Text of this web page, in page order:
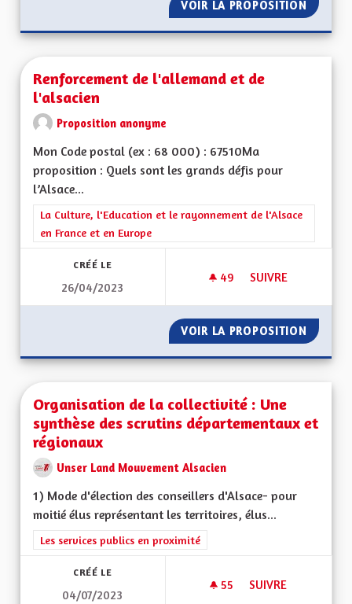
VOIR LA PROPOSITION
Renforcement de l'allemand et de
l'alsacien
Proposition anonyme
Mon Code postal (ex : 68 000) : 67510Ma
proposition : Quels sont les grands défis pour
l’Alsace...
Filtrer les résultats de la catégorie : La Culture, l'Education et
La Culture, l'Education et le rayonnement de l'Alsace
en France et en Europe
CRÉÉ LE
26/04/2023
49 49 ABONNÉS
SUIVRE
VOIR LA PROPOSITION
Organisation de la collectivité : Une
synthèse des scrutins départementaux et
régionaux
Unser Land Mouvement Alsacien
1) Mode d'élection des conseillers d'Alsace- pour
moitié élus représentant les territoires, élus...
Filtrer les résultats de la catégorie : Les services publics en
Les services publics en proximité
CRÉÉ LE
04/07/2023
55 55 ABONNÉS
SUIVRE